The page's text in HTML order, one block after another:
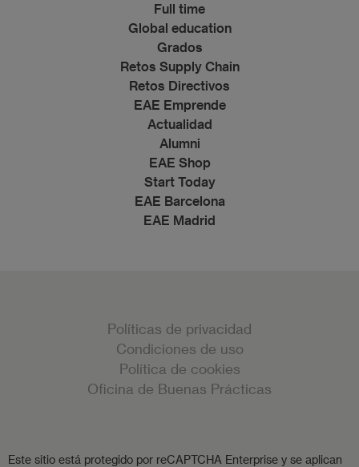
Full time
Global education
Grados
Retos Supply Chain
Retos Directivos
EAE Emprende
Actualidad
Alumni
EAE Shop
Start Today
EAE Barcelona
EAE Madrid
Políticas de privacidad
Condiciones de uso
Política de cookies
Oficina de Buenas Prácticas
Este sitio está protegido por reCAPTCHA Enterprise y se aplican